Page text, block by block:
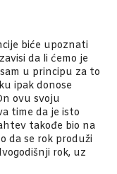
biće upoznati
da li ćemo je
u principu za to
ipak donose
ovu svoju
time da je isto
takođe bio na
da se rok produži
rok, uz